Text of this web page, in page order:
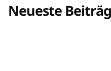
Neueste